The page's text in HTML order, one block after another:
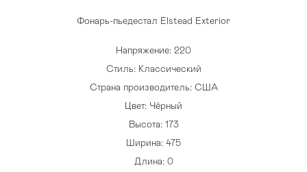
Фонарь-пьедестал Elstead Exterior
Напряжение: 220
Стиль: Классический
Страна производитель: США
Цвет: Чёрный
Высота: 173
Ширина: 475
Длина: 0